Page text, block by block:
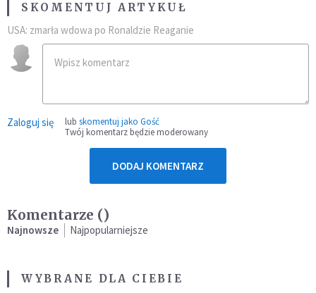
SKOMENTUJ ARTYKUŁ
USA: zmarła wdowa po Ronaldzie Reaganie
Zaloguj się lub skomentuj jako Gość
Twój komentarz będzie moderowany
DODAJ KOMENTARZ
Komentarze ()
Najnowsze Najpopularniejsze
WYBRANE DLA CIEBIE